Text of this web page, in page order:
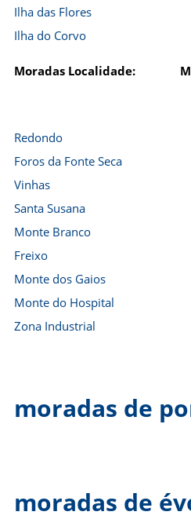
Ilha das Flores
Ilha do Corvo
Moradas Localidade:
Redondo
Foros da Fonte Seca
Vinhas
Santa Susana
Monte Branco
Freixo
Monte dos Gaios
Monte do Hospital
Zona Industrial
moradas de
moradas de